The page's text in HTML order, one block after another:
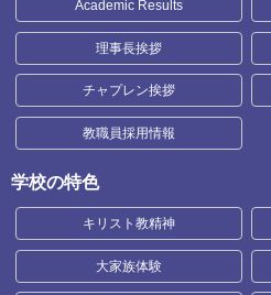
Academic Results
理事長挨拶
チャプレン挨拶
教職員採用情報
学校の特色
キリスト教精神
大家族体験